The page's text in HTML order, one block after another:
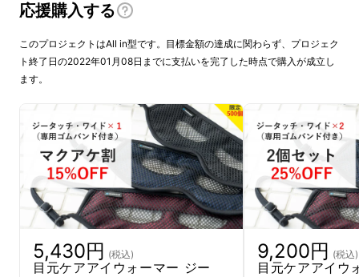
応援購入する
このプロジェクトはAll in型です。目標金額の達成に関わらず、プロジェク
ト終了日の2022年01月08日までに支払いを完了した時点で購入が成立し
ます。
5,430円 (税込)
目元ケアアイウォーマー ジー
9,200円 (税込)
目元ケアアイウ